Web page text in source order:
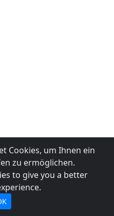
Cookies, um Ihnen ein
zu ermöglichen.
to give you a better